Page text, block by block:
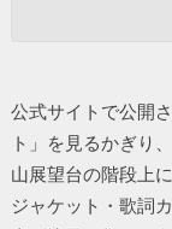
公式サイトで公開
ト」を見るかぎり
山展望台の階段上
ジャケット・歌詞